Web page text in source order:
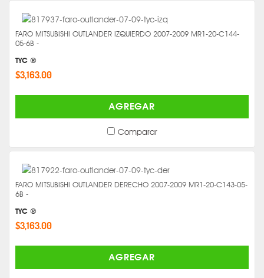
FARO MITSUBISHI OUTLANDER IZQUIERDO 2007-2009 MR1-20-C144-
05-6B -
TYC ®
$3,163.00
AGREGAR
Comparar
FARO MITSUBISHI OUTLANDER DERECHO 2007-2009 MR1-20-C143-05-
6B -
TYC ®
$3,163.00
AGREGAR